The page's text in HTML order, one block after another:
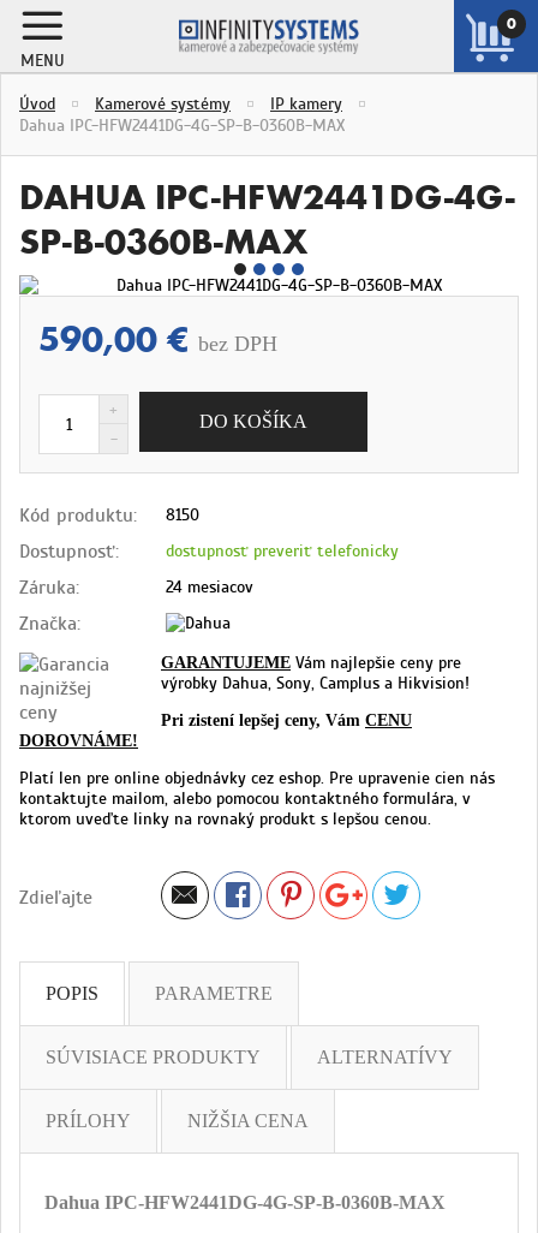
MENU
0
Úvod Kamerové systémy
IP kamery
Dahua IPC-HFW2441DG-4G-SP-B-0360B-MAX
DAHUA IPC-HFW2441DG-4G-
SP-B-0360B-MAX
590,00 € bez DPH
Kód produktu: 8150
Dostupnosť: dostupnosť preveriť telefonicky
Záruka: 24 mesiacov
Značka:
GARANTUJEME Vám najlepšie ceny pre
výrobky Dahua, Sony, Camplus a Hikvision!
Pri zistení lepšej ceny, Vám CENU
DOROVNÁME!
Platí len pre online objednávky cez eshop. Pre upravenie cien nás
kontaktujte mailom, alebo pomocou kontaktného formulára, v
ktorom uveďte linky na rovnaký produkt s lepšou cenou.
Zdieľajte
POPIS PARAMETRE
SÚVISIACE PRODUKTY ALTERNATÍVY
PRÍLOHY NIŽŠIA CENA
Dahua IPC-HFW2441DG-4G-SP-B-0360B-MAX